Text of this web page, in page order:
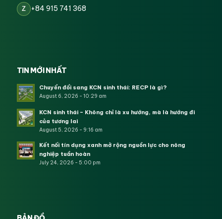
Z +84 915 741 368
TIN MỚI NHẤT
Chuyển đổi sang KCN sinh thái: RECP là gì?
August 6, 2026 - 10:29 am
KCN sinh thái – Không chỉ là xu hướng, mà là hướng đi
của tương lai
August 5, 2026 - 9:16 am
Kết nối tín dụng xanh mở rộng nguồn lực cho nông
nghiệp tuần hoàn
July 24, 2026 - 5:00 pm